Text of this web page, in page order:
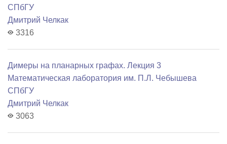
СПбГУ
Дмитрий Челкак
3316
Димеры на планарных графах. Лекция 3
Математичеcкая лаборатория им. П.Л. Чебышева
СПбГУ
Дмитрий Челкак
3063